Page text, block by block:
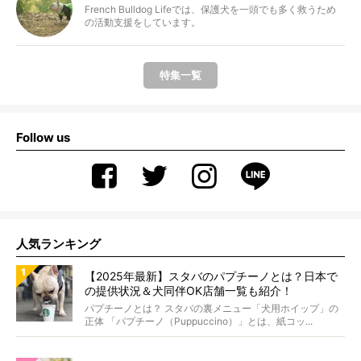
French Bulldog Lifeでは、保護犬を一頭でも多く救うため
の活動支援をしています。
特集一覧
Follow us
人気ランキング
【2025年最新】スタバのパプチーノとは？日本で
の提供状況＆犬同伴OK店舗一覧も紹介！
パプチーノとは？ スタバの裏メニュー「犬用ホイップ」の
正体 「パプチーノ（Puppuccino）」とは、紙コッ...